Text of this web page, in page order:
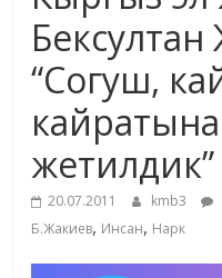
маданияты
жана
адабияты
“Согуш,
жетилдик”
20.07.2011 kmb3
Б.Жакиев, Инсан, Нарк